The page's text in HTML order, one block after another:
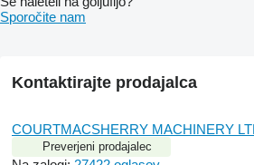
Sporočite nam
Kontaktirajte prodajalca
COURTMACSHERRY MACHINERY
Preverjeni prodajalec